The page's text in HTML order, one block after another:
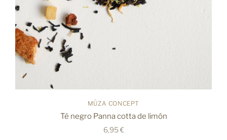
MÜZA CONCEPT
Té negro Panna cotta de limón
6,95 €